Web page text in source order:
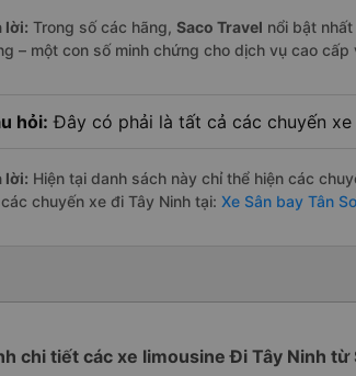
lời: Trong số các hãng, Saco Travel nổi bật
– một con số minh chứng cho dịch vụ cao cấp
hỏi: Đây có phải là tất cả các chuyến
lời: Hiện tại danh sách này chỉ thể hiện các
chuyến xe đi Tây Ninh tại: Xe Sân bay Tân
chi tiết các xe limousine Đi Tây Ninh từ